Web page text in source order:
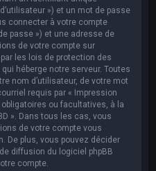
») et un mot de passe
connecter à votre compte
passe ») et une adresse de
de votre compte sur
les lois de protection des
héberge notre serveur. Toutes
nom d’utilisateur, de votre mot
requis par « Impression
ou facultatives, à la
». Dans tous les cas, vous
de votre compte vous
De plus, vous pouvez décider
diffusion du logiciel phpBB
compte.